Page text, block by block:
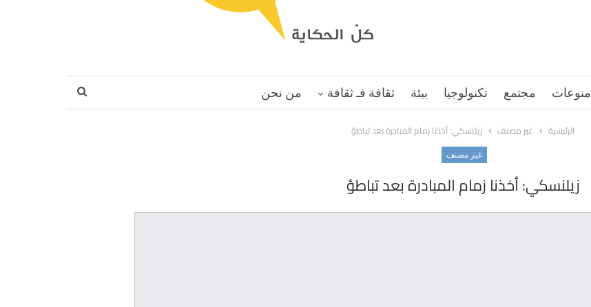
منوعات مجتمع تكنولوجيا بيئة ثقافة فـ ثقافة من نحن
الرئيسية غير مصنف زيلنسكي: أخذنا زمام المبادرة بعد تباطؤ
غير مصنف
زيلنسكي: أخذنا زمام المبادرة بعد تباطؤ